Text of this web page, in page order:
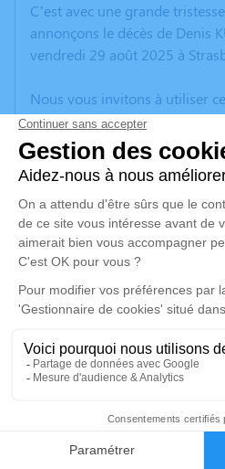
Faire-part
C’est avec une grande
annonçons le décès de Denis
vendredi 29 août 2025 à
Nous vous invitons à utiliser
vos condoléances, partager
anecdote ou exprimer vos
poèmes ou des textes. Cet
d'expression dédié à honorer
KUNTZMANN.
Cérémonie religieuse
Église Saint Epvre de
67880 Krautergersheim